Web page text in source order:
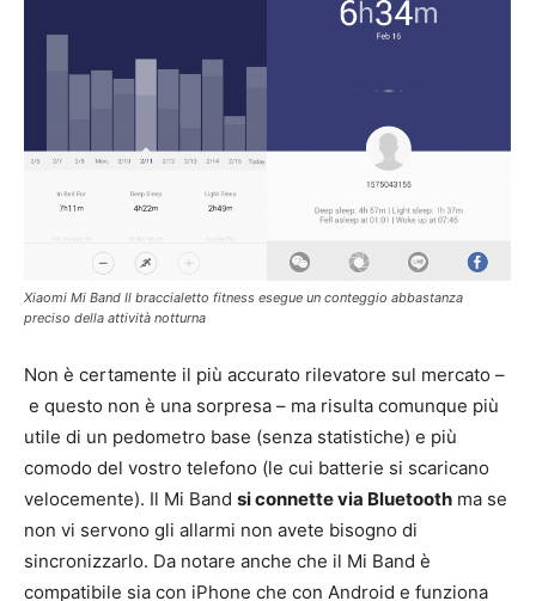
Xiaomi Mi Band Il braccialetto fitness esegue un conteggio abbastanza
preciso della attività notturna
Non è certamente il più accurato rilevatore sul mercato –
e questo non è una sorpresa – ma risulta comunque più
utile di un pedometro base (senza statistiche) e più
comodo del vostro telefono (le cui batterie si scaricano
velocemente). Il Mi Band si connette via Bluetooth ma se
non vi servono gli allarmi non avete bisogno di
sincronizzarlo. Da notare anche che il Mi Band è
compatibile sia con iPhone che con Android e funziona